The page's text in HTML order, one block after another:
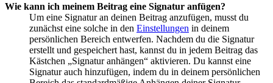
Wie kann ich meinem Beitrag eine Signatur anfügen?
Um eine Signatur an deinen Beitrag anzufügen, musst du
zunächst eine solche in den Einstellungen in deinem
persönlichen Bereich entwerfen. Nachdem du die Signatur
erstellt und gespeichert hast, kannst du in jedem Beitrag das
Kästchen „Signatur anhängen“ aktivieren. Du kannst eine
Signatur auch hinzufügen, indem du in deinem persönlichen